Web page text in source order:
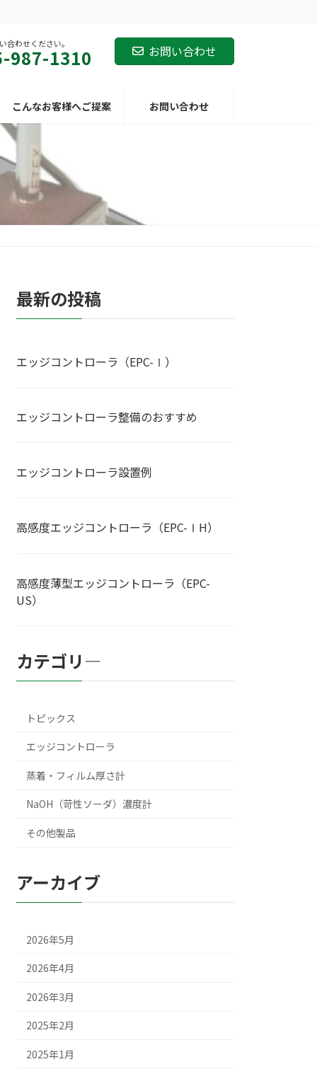
合わせください。
987-1310 お問い合わせ
こんなお客様へご提案 お問い合わせ
最新の投稿
エッジコントローラ（EPC-Ⅰ）
エッジコントローラ整備のおすすめ
エッジコントローラ設置例
高感度エッジコントローラ（EPC-ⅠH）
高感度薄型エッジコントローラ（EPC-
US）
カテゴリ―
トピックス
エッジコントローラ
蒸着・フィルム厚さ計
NaOH（苛性ソーダ）濃度計
その他製品
アーカイブ
2026年5月
2026年4月
2026年3月
2025年2月
2025年1月